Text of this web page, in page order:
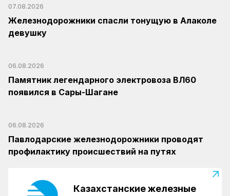
07.08.2026
Железнодорожники спасли тонущую в Алаколе
девушку
06.08.2026
Памятник легендарного электровоза ВЛ60
появился в Сары-Шагане
06.08.2026
Павлодарские железнодорожники проводят
профилактику происшествий на путях
Казахстанские железные